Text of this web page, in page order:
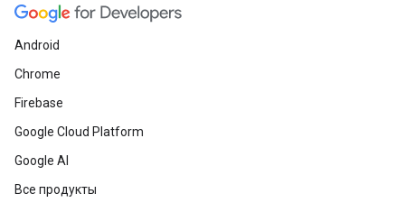
Android
Chrome
Firebase
Google Cloud Platform
Google AI
Все продукты